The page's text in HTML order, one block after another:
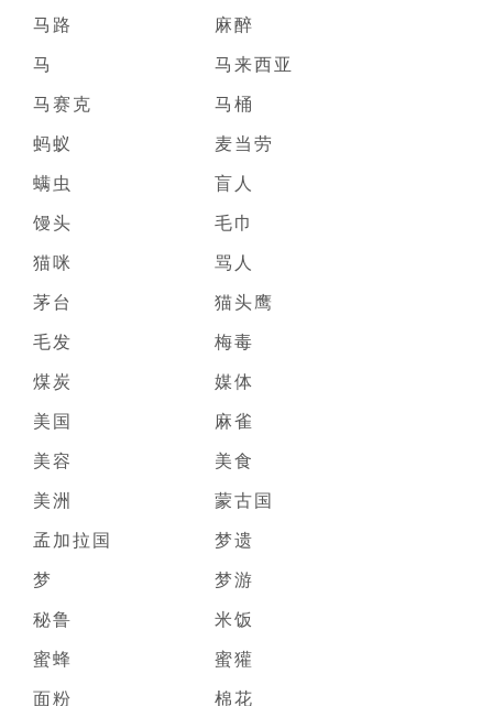
马路
麻醉
马
马来西亚
马赛克
马桶
蚂蚁
麦当劳
螨虫
盲人
馒头
毛巾
猫咪
骂人
茅台
猫头鹰
毛发
梅毒
煤炭
媒体
美国
麻雀
美容
美食
美洲
蒙古国
孟加拉国
梦遗
梦
梦游
秘鲁
米饭
蜜蜂
蜜獾
面粉
棉花